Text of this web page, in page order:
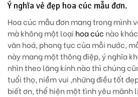
Ý nghĩa vẻ đẹp hoa cúc mẫu đơn.
Hoa cúc mẫu đơn mang trong mình
mà không một loại hoa cúc nào
văn hoá, phong tục của mỗi nước,
này mang một thông điệp, ý nghĩa
nhìn theo lăng kính nào thì chúng
tuổi thọ, niềm vui ,những điều tốt
biết ơn, thể hiện một tình yêu mãnh